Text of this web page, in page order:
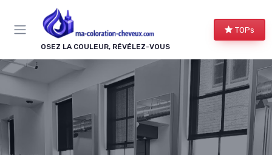
OSEZ LA COULEUR, RÉVÉLEZ-VOUS
TOPs
Panneau de gestion des cookies